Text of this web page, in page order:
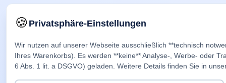
🍪Privatsphäre-Einstellungen
Wir nutzen auf unserer Webseite ausschließlich **technisch
Ihres Warenkorbs). Es werden **keine** Analyse-, Werbe- oder
6 Abs. 1 lit. a DSGVO) geladen. Weitere Details finden Sie in